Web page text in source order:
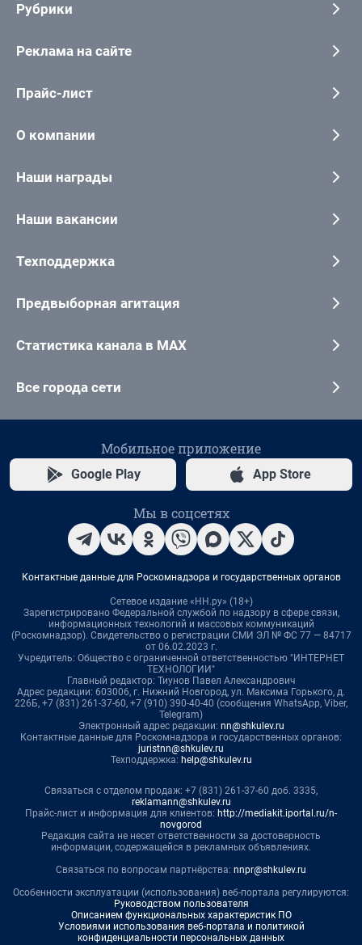
Рубрики
Реклама на сайте
Прайс-лист
О компании
Наши награды
Наши вакансии
Техподдержка
Предвыборная агитация
Статистика канала в MAX
Все города сети
Мобильное приложение
Google Play App Store
Мы в соцсетях
Контактные данные для Роскомнадзора и государственных органов
Сетевое издание «НН.ру» (18+)
Зарегистрировано Федеральной службой по надзору в сфере связи,
информационных технологий и массовых коммуникаций
(Роскомнадзор). Свидетельство о регистрации СМИ ЭЛ № ФС 77 — 84717
от 06.02.2023 г.
Учредитель: Общество с ограниченной ответственностью "ИНТЕРНЕТ
ТЕХНОЛОГИИ"
Главный редактор: Тиунов Павел Александрович
Адрес редакции: 603006, г. Нижний Новгород, ул. Максима Горького, д.
226Б, +7 (831) 261-37-60, +7 (910) 390-40-40 (сообщения WhatsApp, Viber,
Telegram)
Электронный адрес редакции: nn@shkulev.ru
Контактные данные для Роскомнадзора и государственных органов:
juristnn@shkulev.ru
Техподдержка: help@shkulev.ru
Связаться с отделом продаж: +7 (831) 261-37-60 доб. 3335,
reklamann@shkulev.ru
Прайс-лист и информация для клиентов: http://mediakit.iportal.ru/n-
novgorod
Редакция сайта не несет ответственности за достоверность
информации, содержащейся в рекламных объявлениях.
Связаться по вопросам партнёрства: nnpr@shkulev.ru
Особенности эксплуатации (использования) веб-портала регулируются:
Руководством пользователя
Описанием функциональных характеристик ПО
Условиями использования веб-портала и политикой
конфиденциальности персональных данных